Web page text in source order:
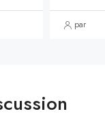
par